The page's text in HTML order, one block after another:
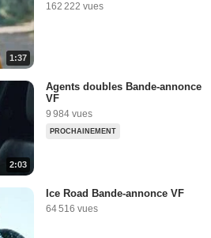
1:37
162 222 vues
2:03
Agents doubles Bande-annonce
VF
9 984 vues
PROCHAINEMENT
Ice Road Bande-annonce VF
64 516 vues